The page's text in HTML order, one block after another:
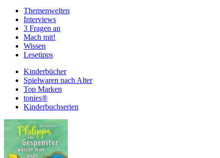
Themenwelten
Interviews
3 Fragen an
Mach mit!
Wissen
Lesetipps
Kinderbücher
Spielwaren nach Alter
Top Marken
tonies®
Kinderbuchserien